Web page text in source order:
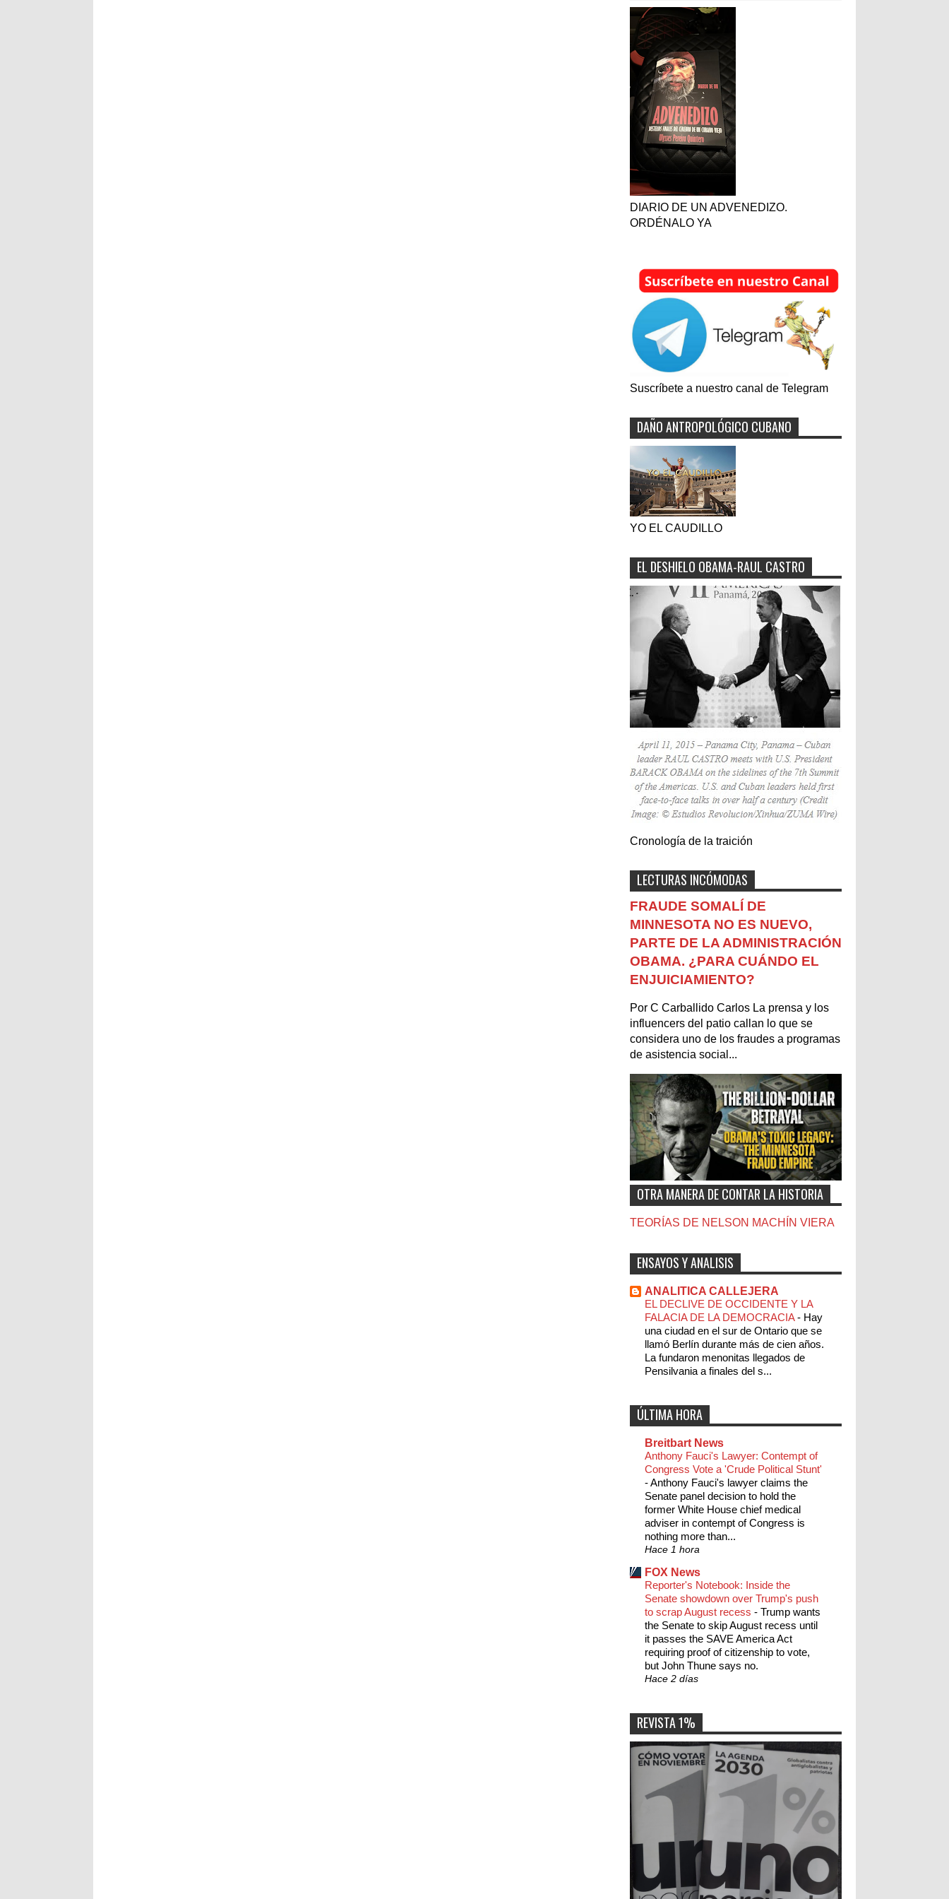
DIARIO DE UN ADVENEDIZO.
ORDÉNALO YA
Suscríbete a nuestro canal de Telegram
DAÑO ANTROPOLÓGICO CUBANO
YO EL CAUDILLO
EL DESHIELO OBAMA-RAUL CASTRO
Cronología de la traición
LECTURAS INCÓMODAS
FRAUDE SOMALÍ DE
MINNESOTA NO ES NUEVO,
PARTE DE LA ADMINISTRACIÓN
OBAMA. ¿PARA CUÁNDO EL
ENJUICIAMIENTO?
Por C Carballido Carlos La prensa y los
influencers del patio callan lo que se
considera uno de los fraudes a programas
de asistencia social...
OTRA MANERA DE CONTAR LA HISTORIA
TEORÍAS DE NELSON MACHÍN VIERA
ENSAYOS Y ANALISIS
ANALITICA CALLEJERA
EL DECLIVE DE OCCIDENTE Y LA
FALACIA DE LA DEMOCRACIA- Hay
una ciudad en el sur de Ontario que se
llamó Berlín durante más de cien años.
La fundaron menonitas llegados de
Pensilvania a finales del s...
ÚLTIMA HORA
Breitbart News
Anthony Fauci's Lawyer: Contempt of
Congress Vote a 'Crude Political Stunt'
-Anthony Fauci's lawyer claims the
Senate panel decision to hold the
former White House chief medical
adviser in contempt of Congress is
nothing more than...
Hace 1 hora
FOX News
Reporter's Notebook: Inside the
Senate showdown over Trump's push
to scrap August recess - Trump wants
the Senate to skip August recess until
it passes the SAVE America Act
requiring proof of citizenship to vote,
but John Thune says no.
Hace 2 días
REVISTA 1%